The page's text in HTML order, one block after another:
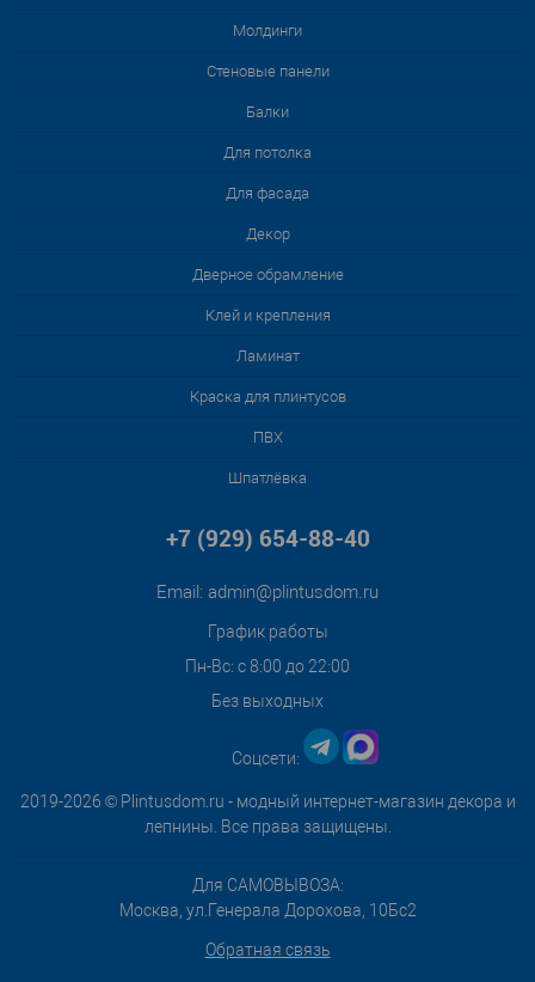
Молдинги
Стеновые панели
Балки
Для потолка
Для фасада
Декор
Дверное обрамление
Клей и крепления
Ламинат
Краска для плинтусов
ПВХ
Шпатлёвка
2019-2026 © Plintusdom.ru - модный интернет-магазин декора и
лепнины. Все права защищены.
Для САМОВЫВОЗА:
Москва, ул.Генерала Дорохова, 10Бс2
Обратная связь
+7 (929) 654-88-40
Email: admin@plintusdom.ru
График работы
Пн-Вс: с 8:00 до 22:00
Без выходных
Соцсети: